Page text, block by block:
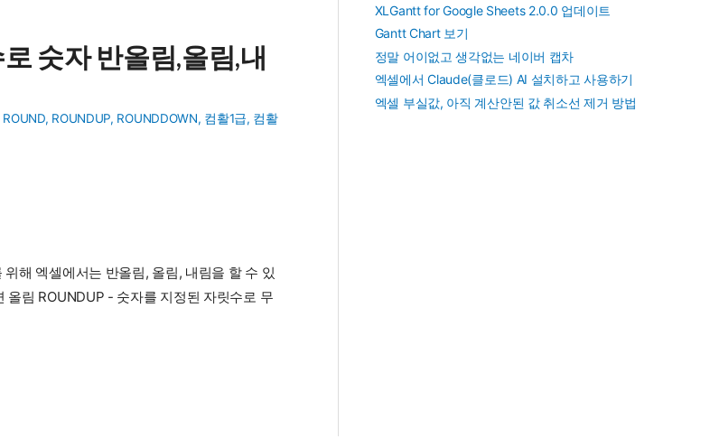
숫자 반올림,올림,내
ROUND, ROUNDUP, ROUNDDOWN, 컴활1급, 컴활
해 엑셀에서는 반올림, 올림, 내림을 할 수 있
림 ROUNDUP - 숫자를 지정된 자릿수로 무
XLGantt for Google Sheets 2.0.0 업데이트
Gantt Chart 보기
정말 어이없고 생각없는 네이버 캡차
엑셀에서 Claude(클로드) AI 설치하고 사용하기
엑셀 부실값, 아직 계산안된 값 취소선 제거 방법